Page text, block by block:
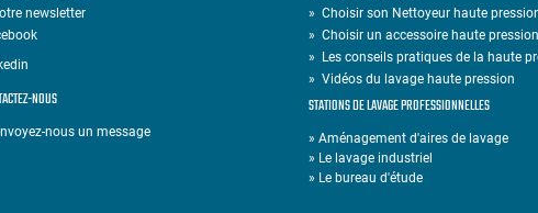
newsletter
NOUS
nous un message
» Choisir son Nettoyeur haute
» Choisir un accessoire haute
» Les conseils pratiques de la haute
» Vidéos du lavage haute pression
STATIONS DE LAVAGE PROFESSIONNELLES
» Aménagement d'aires de lavage
» Le lavage industriel
» Le bureau d'étude